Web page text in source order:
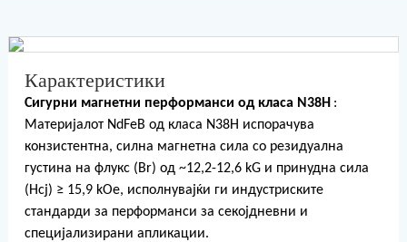
Карактеристики
Сигурни магнетни перформанси од класа N38H :
Материјалот NdFeB од класа N38H испорачува
конзистентна, силна магнетна сила со резидуална
густина на флукс (Br) од ~12,2-12,6 kG и принудна сила
(Hcj) ≥ 15,9 kOe, исполнувајќи ги индустриските
стандарди за перформанси за секојдневни и
специјализирани апликации.